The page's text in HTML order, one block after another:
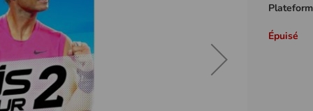
Épuisé